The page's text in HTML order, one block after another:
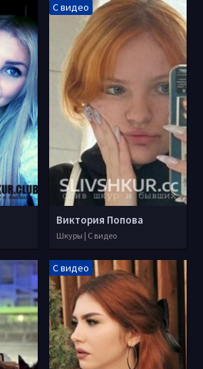
С видео
Виктория Попова
Шкуры | С видео
С видео